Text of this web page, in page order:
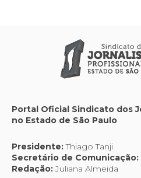
Portal Oficial Sindicato dos
no Estado de São Paulo
Presidente:Thiago Tanji
Secretário de Comunicação:
Redação:Juliana Almeida